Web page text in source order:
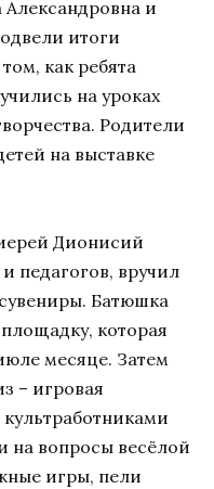
и
итоги
как ребята
на уроках
Родители
на выставке
Дионисий
педагогов, вручил
Батюшка
которая
месяце. Затем
– игровая
на вопросы весёлой
игры, пели